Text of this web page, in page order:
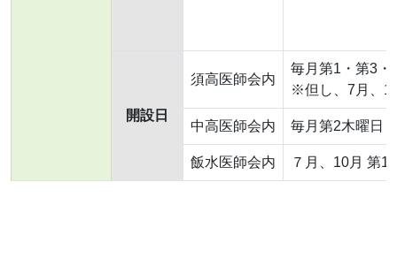
開設日
須高医師会内
毎月第1・第3・
※但し、7月、
中高医師会内 毎月第2木曜日
飯水医師会内 ７月、10月 第1